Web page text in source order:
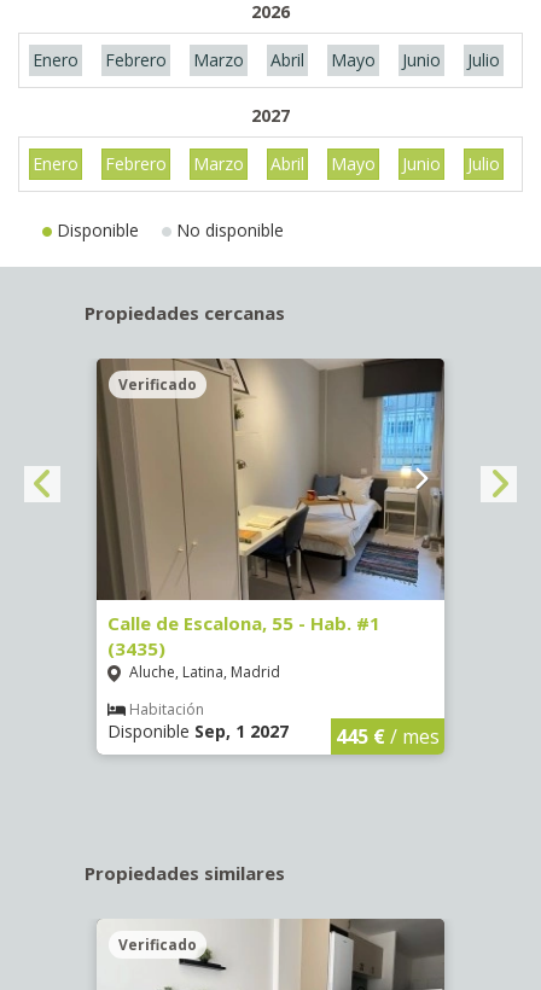
2026
Enero Febrero Marzo Abril Mayo Junio Julio
2027
Enero Febrero Marzo Abril Mayo Junio Julio
Disponible No disponible
Propiedades cercanas
Verificado
Calle de Escalona, 55 - Hab. #1
(3435)
Aluche, Latina, Madrid
Habitación
Disponible Sep, 1 2027 445 €/ mes
Propiedades similares
Verificado